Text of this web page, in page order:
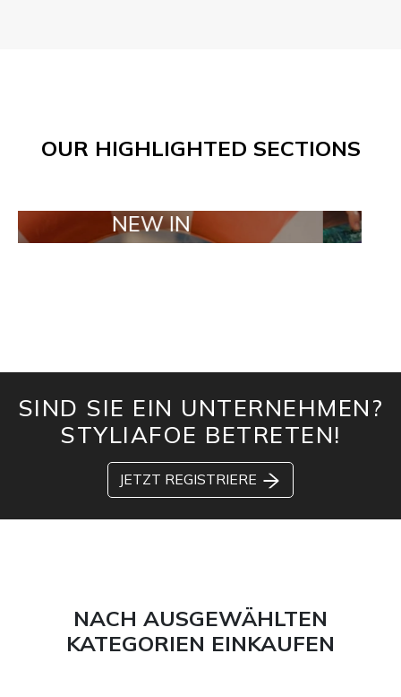
OUR HIGHLIGHTED SECTIONS
NEW IN TAILOR
SIND SIE EIN UNTERNEHMEN?
STYLIAFOE BETRETEN!
JETZT REGISTRIERE
NACH AUSGEWÄHLTEN
KATEGORIEN EINKAUFEN